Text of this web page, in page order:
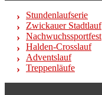
Stundenlaufserie
Zwickauer Stadtlauf
Nachwuchssportfest
Halden-Crosslauf
Adventslauf
Treppenläufe